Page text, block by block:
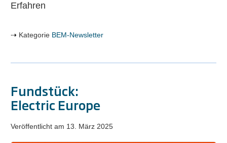
Erfahren
Kategorie BEM-Newsletter
Fundstück:
Electric Europe
Veröffentlicht am 13. März 2025